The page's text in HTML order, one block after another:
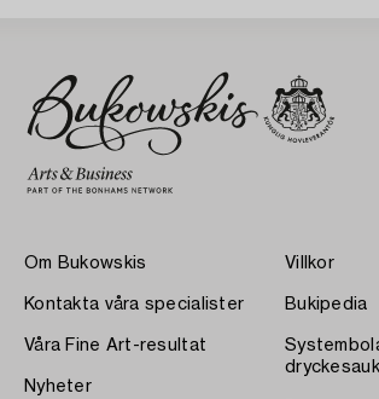
Om Bukowskis
Kontakta våra specialister
Våra Fine Art-resultat
Nyheter
Villkor
Bukipedia